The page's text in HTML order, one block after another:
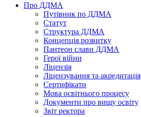
Про ДДМА
Путівник по ДДМА
Статут
Структура ДДМА
Концепція розвитку
Пантеон слави ДДМА
Герої війни
Ліцензія
Ліцензування та акредитація
Сертифікати
Мова освітнього процесу
Документи про вищу освіту
Звіт ректора